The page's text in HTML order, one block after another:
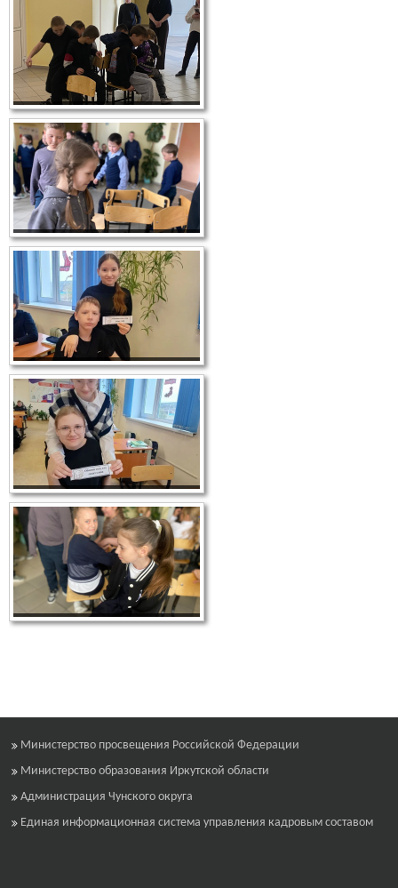
Министерство просвещения Российской Федерации
Министерство образования Иркутской области
Администрация Чунского округа
Единая информационная система управления кадровым составом